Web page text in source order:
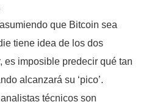
que Bitcoin sea
tiene idea de los dos
es imposible predecir qué tan
alcanzará su ‘pico’.
técnicos son